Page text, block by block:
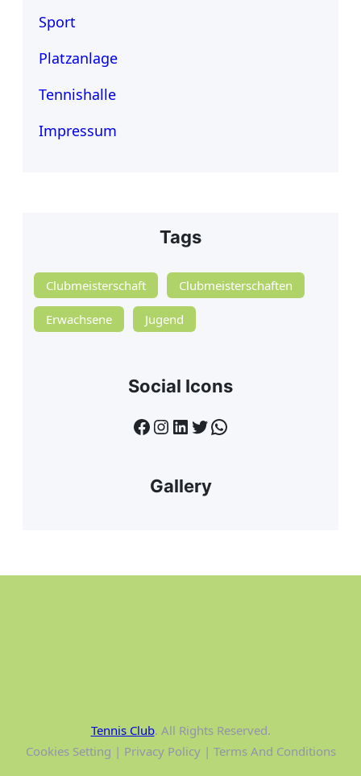
Sport
Platzanlage
Tennishalle
Impressum
Tags
Clubmeisterschaft Clubmeisterschaften
Erwachsene Jugend
Social Icons
Facebook InstagramLinkedIn Twitter WhatsApp
Gallery
Tennis Club. All Rights Reserved.
Cookies Setting | Privacy Policy | Terms And Conditions